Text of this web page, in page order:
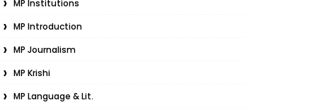
MP Institutions
MP Introduction
MP Journalism
MP Krishi
MP Language & Lit.